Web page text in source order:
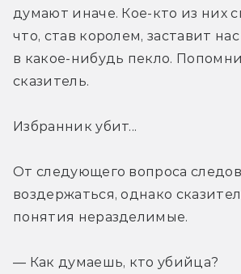
думают иначе. Кое-кто из них
что, став королем, заставит
в какое-нибудь пекло.
сказитель.
Избранник убит...
От следующего вопроса
воздержаться, однако
понятия неразделимые.
— Как думаешь, кто убийца?